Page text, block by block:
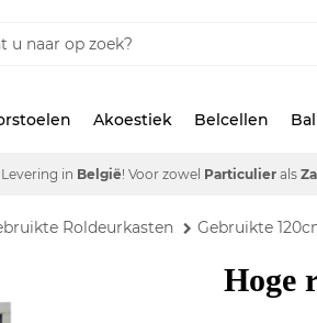
Akoestiek Belcellen
Levering in België! Voor zowel Particulier als
Roldeurkasten Gebruikte
Hoge